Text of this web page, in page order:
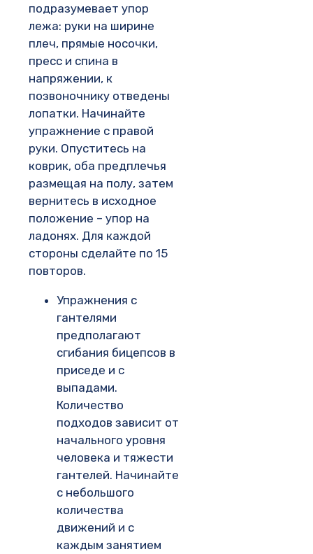
подразумевает упор
лежа: руки на ширине
плеч, прямые носочки,
пресс и спина в
напряжении, к
позвоночнику отведены
лопатки. Начинайте
упражнение с правой
руки. Опуститесь на
коврик, оба предплечья
размещая на полу, затем
вернитесь в исходное
положение – упор на
ладонях. Для каждой
стороны сделайте по 15
повторов.
Упражнения с
гантелями
предполагают
сгибания бицепсов в
приседе и с
выпадами.
Количество
подходов зависит от
начального уровня
человека и тяжести
гантелей. Начинайте
с небольшого
количества
движений и с
каждым занятием